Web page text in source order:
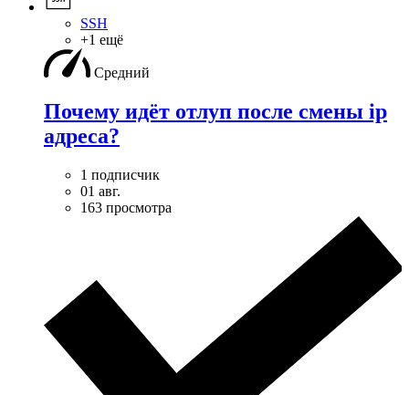
SSH
+1 ещё
Средний
Почему идёт отлуп после смены ip
адреса?
1 подписчик
01 авг.
163 просмотра